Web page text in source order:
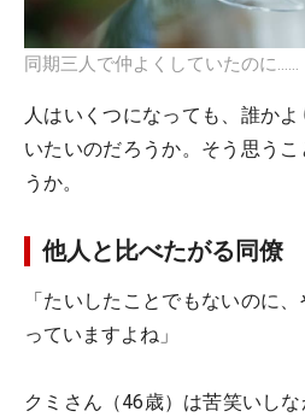
同期三人で仲よくしていたのに……
人はいくつになっても、誰か
いたいのだろうか。そう思う
うか。
他人と比べたがる同僚
「たいしたことでもないのに
っていますよね」
クミさん（46歳）は苦笑いし